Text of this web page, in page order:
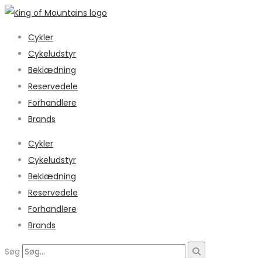
Cykler
Cykeludstyr
Beklædning
Reservedele
Forhandlere
Brands
Cykler
Cykeludstyr
Beklædning
Reservedele
Forhandlere
Brands
Søg